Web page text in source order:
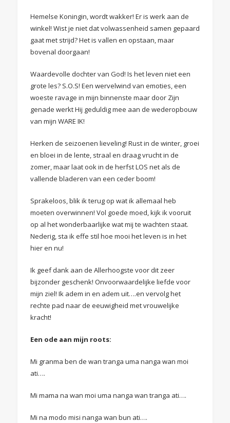
Hemelse Koningin, wordt wakker! Er is werk aan de
winkel! Wist je niet dat volwassenheid samen gepaard
gaat met strijd? Het is vallen en opstaan, maar
bovenal doorgaan!
Waardevolle dochter van God! Is het leven niet een
grote les? S.O.S! Een wervelwind van emoties, een
woeste ravage in mijn binnenste maar door Zijn
genade werkt Hij geduldig mee aan de wederopbouw
van mijn WARE IK!
Herken de seizoenen lieveling! Rust in de winter, groei
en bloei in de lente, straal en draag vrucht in de
zomer, maar laat ook in de herfst LOS net als de
vallende bladeren van een ceder boom!
Sprakeloos, blik ik terug op wat ik allemaal heb
moeten overwinnen! Vol goede moed, kijk ik vooruit
op al het wonderbaarlijke wat mij te wachten staat.
Nederig, sta ik effe stil hoe mooi het leven is in het
hier en nu!
Ik geef dank aan de Allerhoogste voor dit zeer
bijzonder geschenk! Onvoorwaardelijke liefde voor
mijn ziel! Ik adem in en adem uit….en vervolg het
rechte pad naar de eeuwigheid met vrouwelijke
kracht!
Een ode aan mijn roots:
Mi granma ben de wan tranga uma nanga wan moi
ati….
Mi mama na wan moi uma nanga wan tranga ati….
Mi na modo misi nanga wan bun ati….